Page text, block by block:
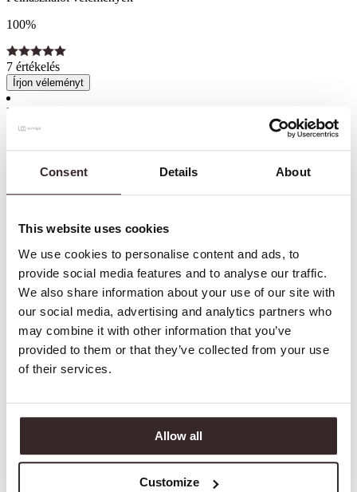
Consent Details About
This website uses cookies
We use cookies to personalise content and ads, to
provide social media features and to analyse our traffic.
We also share information about your use of our site with
our social media, advertising and analytics partners who
may combine it with other information that you’ve
provided to them or that they’ve collected from your use
of their services.
Allow all
Customize
100%
7 értékelés
Írjon véleményt
Lulu
11. február 2026
Barbi
Ellenőrzött tulajdonos
Gyorsan felvihető és tényleg látható az eredmény. Már nem szürkés
a körmöm 👌
Marcell
2. február 2026
Ellenőrzött tulajdonos
Szuper a hatása, és plusz pont, hogy nem érezni rajta azt a vegyszer